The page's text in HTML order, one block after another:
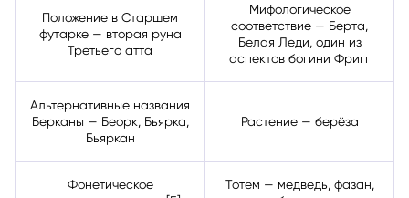
Положение в Старшем
футарке — вторая руна
Третьего атта
Мифологическое
соответствие — Берта,
Белая Леди, один из
аспектов богини Фригг
Альтернативные названия
Берканы — Беорк, Бьярка,
Бьяркан
Растение — берёза
Фонетическое
Тотем — медведь, фазан,